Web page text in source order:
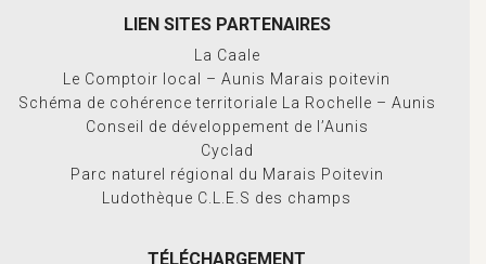
LIEN SITES PARTENAIRES
La Caale
Le Comptoir local – Aunis Marais poitevin
Schéma de cohérence territoriale La Rochelle – Aunis
Conseil de développement de l’Aunis
Cyclad
Parc naturel régional du Marais Poitevin
Ludothèque C.L.E.S des champs
TÉLÉCHARGEMENT